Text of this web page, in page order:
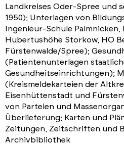
Landkreises Oder-Spree und
1950); Unterlagen von
Ingenieur-Schule Palmnicken,
Hubertushöhe Storkow, HO
Fürstenwalde/Spree);
(Patientenunterlagen
Gesundheitseinrichtungen);
(Kreismeldekarteien der
Eisenhüttenstadt und
von Parteien und
Überlieferung; Karten und
Zeitungen, Zeitschriften und
Archivbibliothek